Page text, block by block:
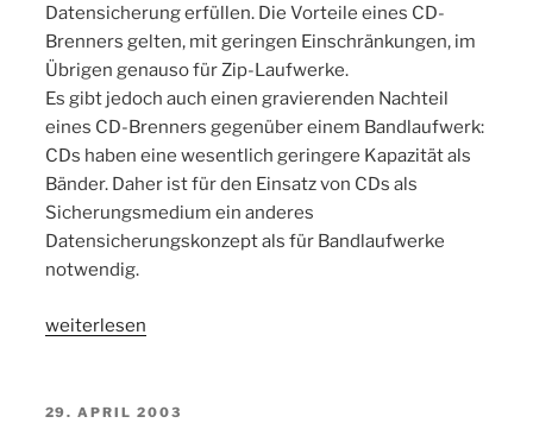
Datensicherung erfüllen. Die Vorteile eines CD-
Brenners gelten, mit geringen Einschränkungen, im
Übrigen genauso für Zip-Laufwerke.
Es gibt jedoch auch einen gravierenden Nachteil
eines CD-Brenners gegenüber einem Bandlaufwerk:
CDs haben eine wesentlich geringere Kapazität als
Bänder. Daher ist für den Einsatz von CDs als
Sicherungsmedium ein anderes
Datensicherungskonzept als für Bandlaufwerke
notwendig.
„Backupskript
R“
weiterlesen
VERÖFFENTLICHT
29. APRIL 2003